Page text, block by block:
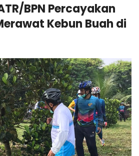
BPN Percayakan
Kebun Buah di